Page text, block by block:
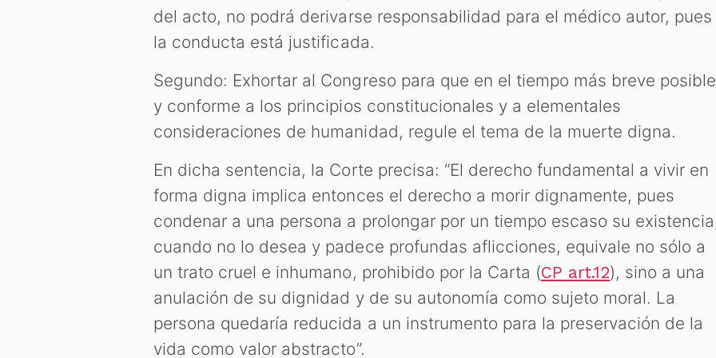
del acto, no podrá derivarse responsabilidad para el médico autor, pues
la conducta está justificada.
Segundo: Exhortar al Congreso para que en el tiempo más breve
y conforme a los principios constitucionales y a elementales
consideraciones de humanidad, regule el tema de la muerte digna.
En dicha sentencia, la Corte precisa: “El derecho fundamental a vivir en
forma digna implica entonces el derecho a morir dignamente, pues
condenar a una persona a prolongar por un tiempo escaso su
cuando no lo desea y padece profundas aflicciones, equivale no sólo a
un trato cruel e inhumano, prohibido por la Carta (CP art.12), sino a una
anulación de su dignidad y de su autonomía como sujeto moral. La
persona quedaría reducida a un instrumento para la preservación de la
vida como valor abstracto”.